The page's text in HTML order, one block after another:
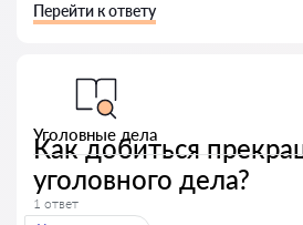
Перейти к ответу
Уголовные дела
Как добиться
уголовного дела?
1 ответ